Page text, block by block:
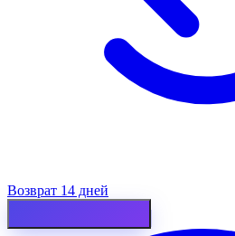
Возврат 14 дней